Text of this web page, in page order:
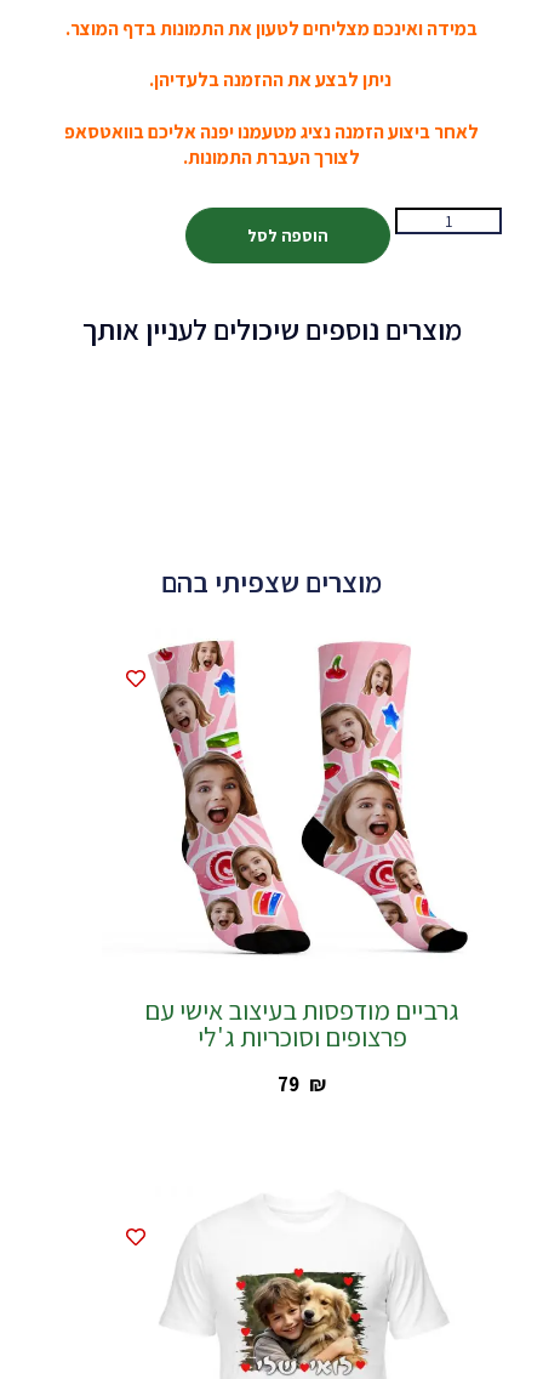
במידה ואינכם מצליחים לטעון את התמונות בדף המוצר.
ניתן לבצע את ההזמנה בלעדיהן.
לאחר ביצוע הזמנה נציג מטעמנו יפנה אליכם בוואטסאפ
לצורך העברת התמונות.
הוספה לסל
מוצרים נוספים שיכולים לעניין אותך
מוצרים שצפיתי בהם
גרביים מודפסות בעיצוב אישי עם
פרצופים וסוכריות ג'לי
‎79 ₪